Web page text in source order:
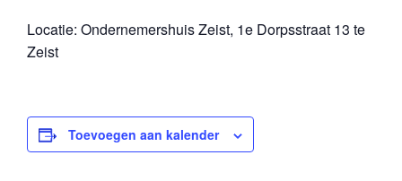
Locatie: Ondernemershuis Zeist, 1e Dorpsstraat 13 te
Zeist
Toevoegen aan kalender